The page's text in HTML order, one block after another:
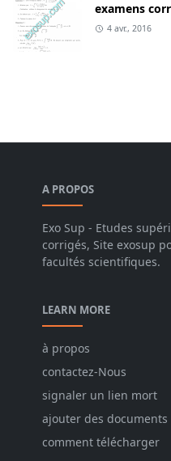
examens
4 avr., 2016
A PROPOS
Exo Sup - Etudes
corrigés, Site exosup
facultés scientifiques.
LEARN MORE
à propos
contactez-Nous
signaler un lien mort
ajouter des documents
comment télécharger